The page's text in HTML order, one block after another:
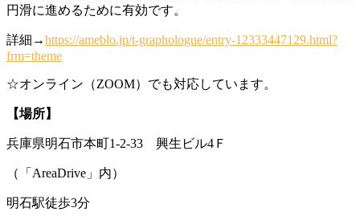
円滑に進めるために有効です。
詳細→https://ameblo.jp/t-graphologue/entry-12333447129.html?
frm=theme
☆オンライン（ZOOM）でも対応しています。
【場所】
兵庫県明石市本町1-2-33 興生ビル4Ｆ
（「AreaDrive」内）
明石駅徒歩3分